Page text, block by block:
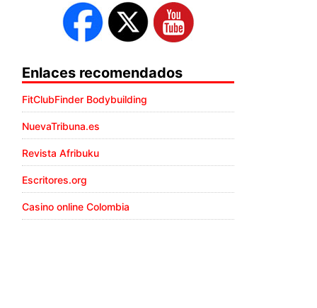
Enlaces recomendados
FitClubFinder Bodybuilding
NuevaTribuna.es
Revista Afribuku
Escritores.org
Casino online Colombia